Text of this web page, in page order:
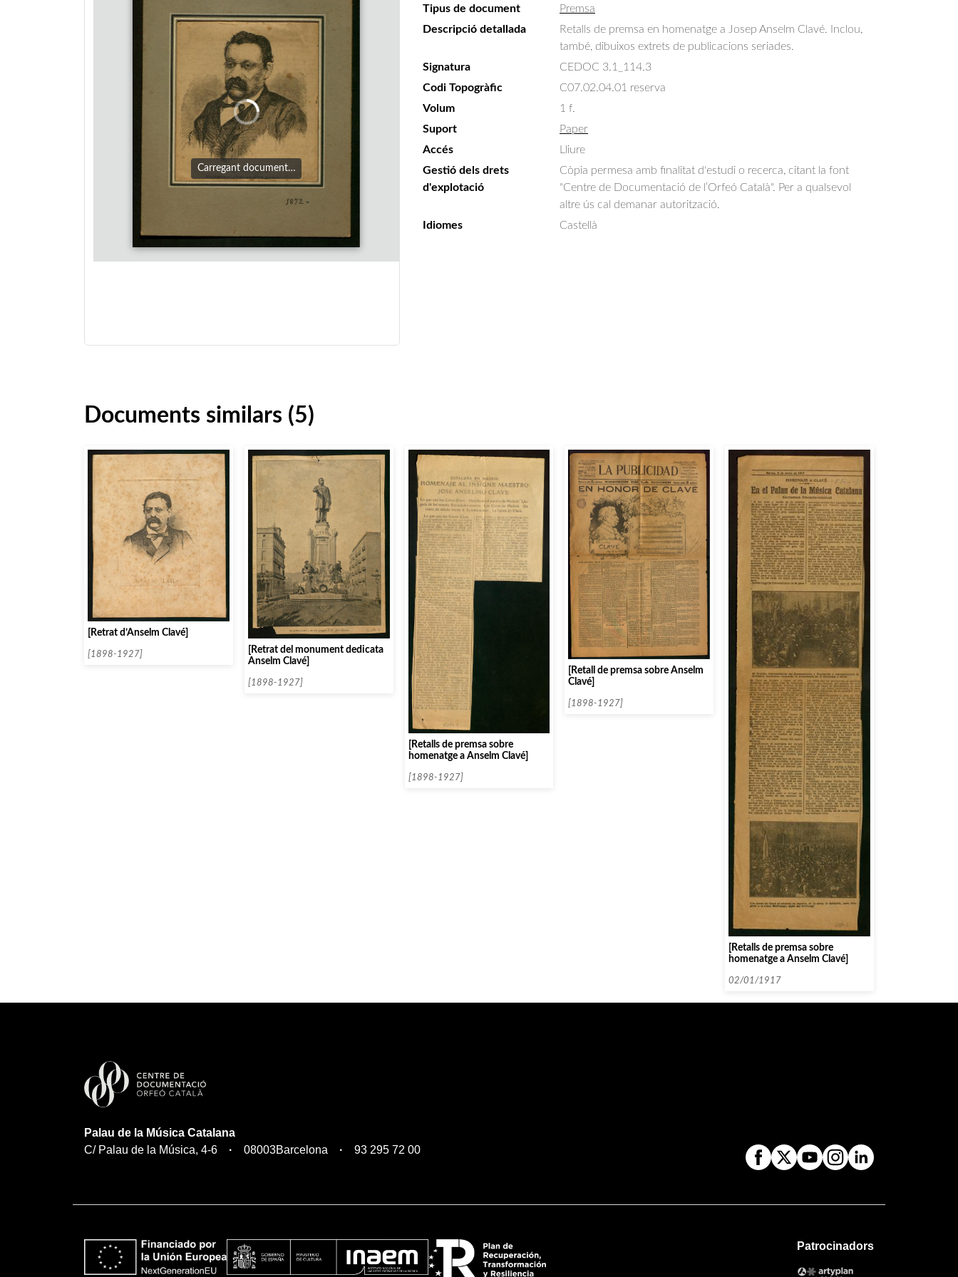
Carregant document…
Tipus de document
Premsa
Descripció detallada
Retalls de premsa en homenatge a Josep Anselm Clavé. Inclou,
també, dibuixos extrets de publicacions seriades.
Signatura
CEDOC 3.1_114.3
Codi Topogràfic
C07.02.04.01 reserva
Volum
1 f.
Suport
Paper
Accés
Lliure
Gestió dels drets
d'explotació
Còpia permesa amb finalitat d'estudi o recerca, citant la font
"Centre de Documentació de l’Orfeó Català". Per a qualsevol
altre ús cal demanar autorització.
Idiomes
Castellà
Documents similars (5)
[Retrat d’Anselm Clavé]
[1898-1927]
[Retrat del monument dedicata
Anselm Clavé]
[1898-1927]
[Retalls de premsa sobre
homenatge a Anselm Clavé]
[1898-1927]
[Retall de premsa sobre Anselm
Clavé]
[1898-1927]
[Retalls de premsa sobre
homenatge a Anselm Clavé]
02/01/1917
Palau de la Música Catalana
C/ Palau de la Música, 4-6
08003Barcelona 93 295 72 00
Patrocinadors